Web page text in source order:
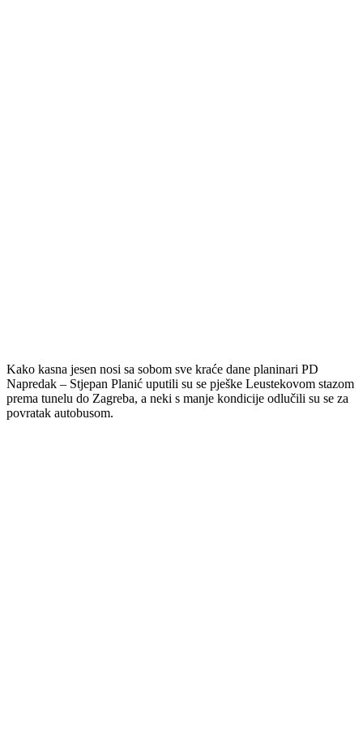
Kako kasna jesen nosi sa sobom sve kraće dane planinari PD
Napredak – Stjepan Planić uputili su se pješke Leustekovom stazom
prema tunelu do Zagreba, a neki s manje kondicije odlučili su se za
povratak autobusom.